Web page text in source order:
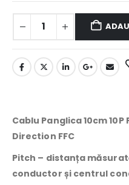
Cablu Panglica 10cm
Direction FFC
Pitch – distanța
conductor și centrul